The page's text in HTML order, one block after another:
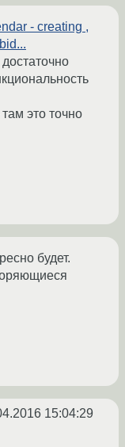
- creating ,
это точно
будет.
15:04:29